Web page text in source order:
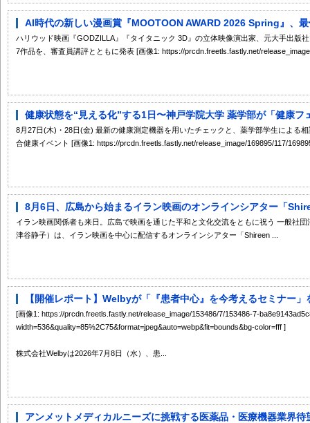
AI時代の新しい漫画賞『MOOTOON AWARD 2026 Spring』、
ハリウッド映画『GODZILLA』『タイタニック 3D』の立体映像演出家、元大手出版
7作品を、審査員講評とともに発表 [画像1: https://prcdn.freetls.fastly.net/
健康状態を“見える化”する1日〜神戸学院大学 薬学部が「健康フ
8月27日(木)・28日(金) 最新の健康測定機器を用いたチェックと、薬学部学生による
合健康イベント [画像1: https://prcdn.freetls.fastly.net/release_image/169895/117/
8月6日、広島から始まるイラン映画のオンラインシアター「
イラン映画関係者も来日。広島で映画を通じた平和と文化交流をともに祝う 一般社
津谷静子）は、イラン映画を中心に配信するオンラインシアター「Shireen ...
【開催レポート】Welbyが「『患者中心』を今考えるセミナー」
[画像1: https://prcdn.freetls.fastly.net/release_image/153486/7/153486-7-
width=536&quality=85%2C75&format=jpeg&auto=webp&fit=bounds&bg-color=fff ]
株式会社Welbyは2026年7月8日（水）、患...
アンメットメディカルニーズに挑戦する医薬品・医療機器業界待